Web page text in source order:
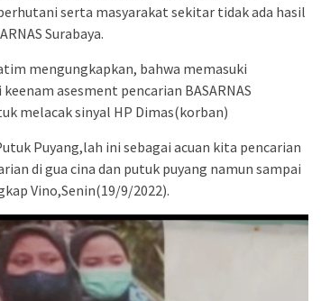
serta masyarakat sekitar tidak ada hasil
Surabaya.
mengungkapkan, bahwa memasuki
asesment pencarian BASARNAS
melacak sinyal HP Dimas(korban)
Puyang,lah ini sebagai acuan kita pencarian
di gua cina dan putuk puyang namun sampai
Vino,Senin(19/9/2022).